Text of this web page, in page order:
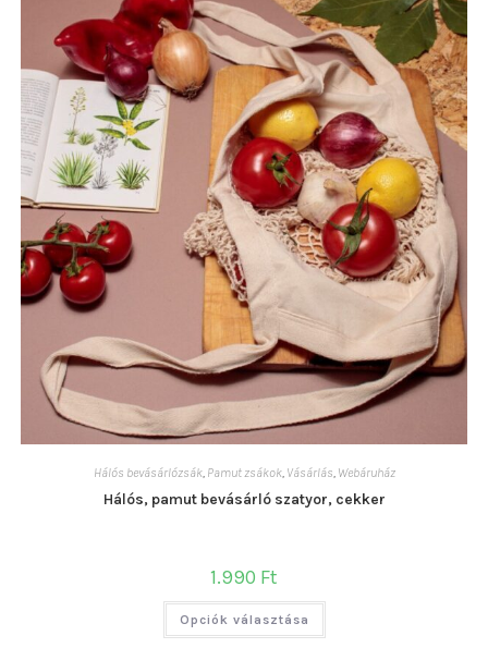
Hálós bevásárlózsák, Pamut zsákok, Vásárlás Webáruház
Hálós, pamut bevásárló szatyor, cekker
1.990 Ft
Opciók választása
Ennek
terméknek